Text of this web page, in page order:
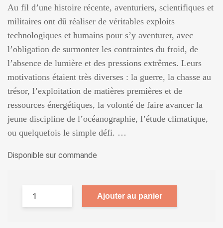
Au fil d’une histoire récente, aventuriers, scientifiques et
militaires ont dû réaliser de véritables exploits
technologiques et humains pour s’y aventurer, avec
l’obligation de surmonter les contraintes du froid, de
l’absence de lumière et des pressions extrêmes. Leurs
motivations étaient très diverses : la guerre, la chasse au
trésor, l’exploitation de matières premières et de
ressources énergétiques, la volonté de faire avancer la
jeune discipline de l’océanographie, l’étude climatique,
ou quelquefois le simple défi. …
Disponible sur commande
Ajouter au panier